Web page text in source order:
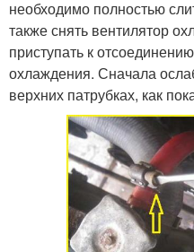
необходимо полностью
также снять вентилятор
приступать к
охлаждения. Сначала
верхних патрубках, как